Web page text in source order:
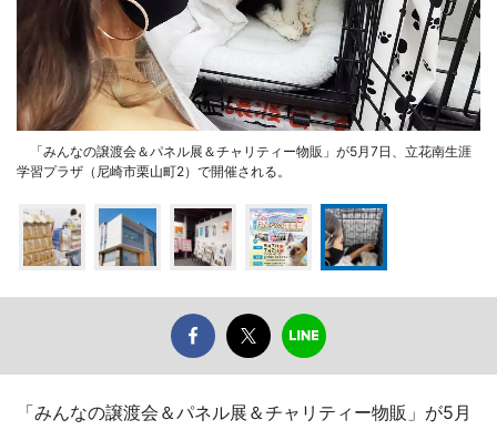
「みんなの譲渡会＆パネル展＆チャリティー物販」が5月7日、立花南生涯
学習プラザ（尼崎市栗山町2）で開催される。
「みんなの譲渡会＆パネル展＆チャリティー物販」が5月